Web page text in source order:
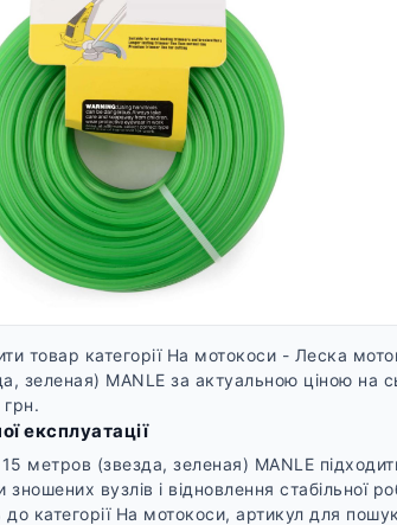
товар категорії На мотокоси - Леска
зеленая) MANLE за актуальною ціною на
експлуатації
метров (звезда, зеленая) MANLE
вузлів і відновлення стабільної
категорії На мотокоси, артикул для